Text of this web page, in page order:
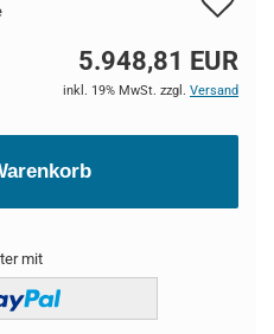
5.948,81 EUR
inkl. 19% MwSt. zzgl. Versand
mit